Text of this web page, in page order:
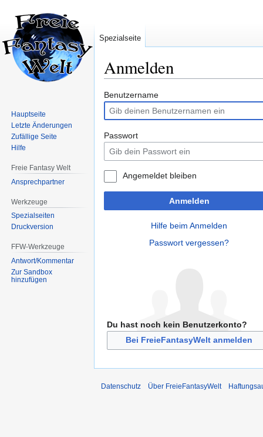
Anmelden
Zur
Navigation
springen
Zur
Suche
springen
Benutzername
Passwort
Angemeldet bleiben
Anmelden
Hilfe beim Anmelden
Passwort vergessen?
Du hast noch kein Benutzerkonto?
Bei FreieFantasyWelt anmelden
Spezialseite
Hauptseite
Letzte Änderungen
Zufällige Seite
Hilfe
Freie Fantasy Welt
Ansprechpartner
Werkzeuge
Spezialseiten
Druckversion
FFW-Werkzeuge
Antwort/Kommentar
Zur Sandbox
hinzufügen
Datenschutz Über FreieFantasyWelt